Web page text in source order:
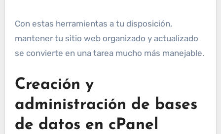
Con estas herramientas a tu disposición,
mantener tu sitio web organizado y actualizado
se convierte en una tarea mucho más manejable.
Creación y
administración de bases
de datos en cPanel